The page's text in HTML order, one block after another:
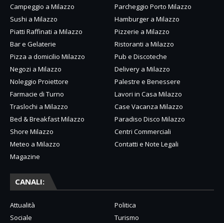
Campeggio a Milazzo
Parcheggio Porto Milazzo
Sushi a Milazzo
Hamburger a Milazzo
Piatti Raffinati a Milazzo
Pizzerie a Milazzo
Bar e Gelaterie
Ristoranti a Milazzo
Pizza a domicilio Milazzo
Pub e Discoteche
Negozi a Milazzo
Delivery a Milazzo
Noleggio Proiettore
Palestre e Benessere
Farmacie di Turno
Lavori in Casa Milazzo
Traslochi a Milazzo
Case Vacanza Milazzo
Bed & Breakfast Milazzo
Paradiso Disco Milazzo
Shore Milazzo
Centri Commerciali
Meteo a Milazzo
Contatti e Note Legali
Magazine
CANALI:
Attualità
Politica
Sociale
Turismo